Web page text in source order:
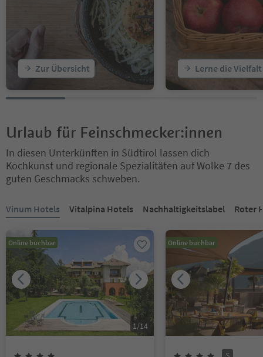
Zur Übersicht Lerne die
Urlaub für Feinschmecker:innen
In diesen Unterkünften in Südtirol lassen dich
Kochkunst und regionale Spezialitäten auf Wolke 7 des
guten Geschmacks schweben.
Vinum Hotels Vitalpina Hotels Nachhaltigkeitslabel Roter
Online buchbar
1 /14
Online buchbar